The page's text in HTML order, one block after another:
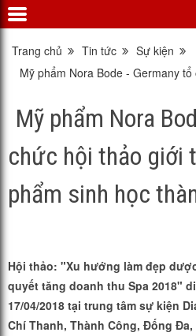
Trang chủ Tin tức
Sự kiện
Mỹ phẩm Nora Bode - Germany
Mỹ phẩm Nora
chức hội thảo giới
phẩm sinh học
Hội thảo: "Xu hướng làm đẹp
quyết tăng doanh thu Spa 2018"
17/04/2018 tại trung tâm sự kiện
Chí Thanh, Thành Công, Đống